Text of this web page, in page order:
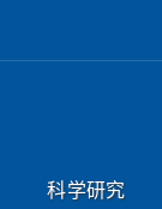
科学研究